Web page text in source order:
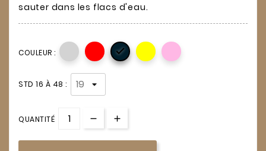
sauter dans les flacs d'eau.
COULEUR : 
STD 16 À 48 :
QUANTITÉ